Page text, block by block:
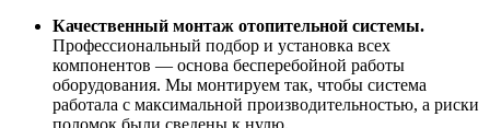
Качественный монтаж отопительной системы.
Профессиональный подбор и установка всех
компонентов — основа бесперебойной работы
оборудования. Мы монтируем так, чтобы система
работала с максимальной производительностью, а риски